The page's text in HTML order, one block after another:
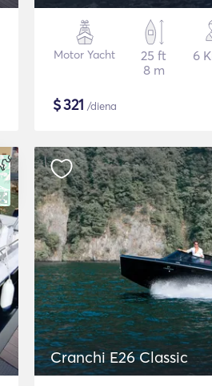
Motor Yacht
25 ft
8 m
6
$321 /diena
Cranchi E26 Classic